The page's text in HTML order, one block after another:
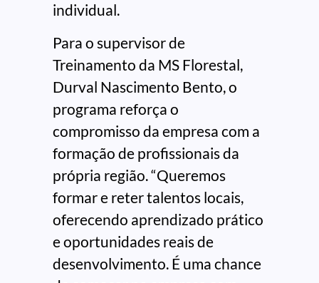
individual.
Para o supervisor de
Treinamento da MS Florestal,
Durval Nascimento Bento, o
programa reforça o
compromisso da empresa com a
formação de profissionais da
própria região. “Queremos
formar e reter talentos locais,
oferecendo aprendizado prático
e oportunidades reais de
desenvolvimento. É uma chance